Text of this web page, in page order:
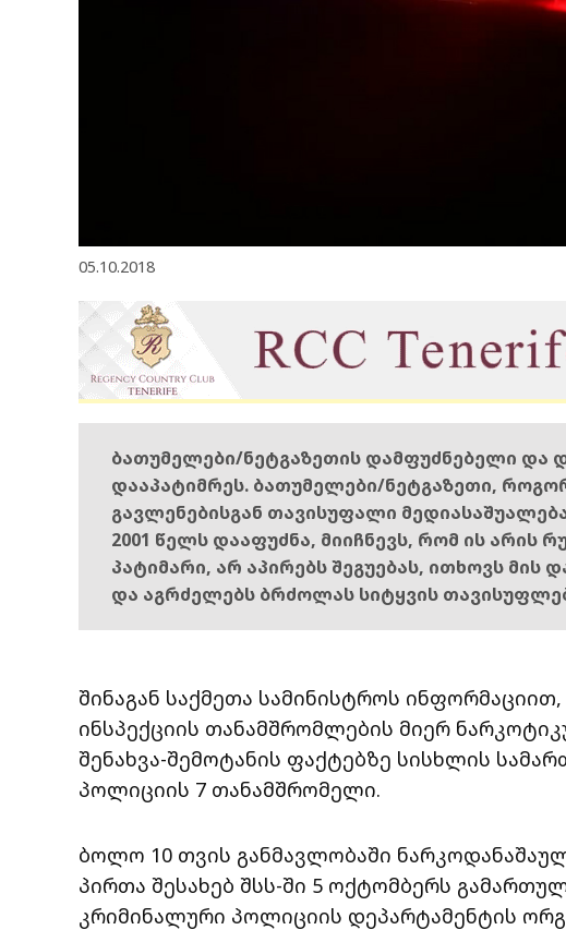
05.10.2018
ბათუმელები/ნეტგაზეთის დამფუძნებელი
დააპატიმრეს. ბათუმელები/ნეტგაზეთი,
გავლენებისგან თავისუფალი
2001 წელს დააფუძნა, მიიჩნევს, რომ ის არის
პატიმარი, არ აპირებს შეგუებას, ითხოვს
და აგრძელებს ბრძოლას სიტყვის
შინაგან საქმეთა სამინისტროს
ინსპექციის თანამშრომლების მიერ
შენახვა-შემოტანის ფაქტებზე სისხლის
პოლიციის 7 თანამშრომელი.
ბოლო 10 თვის განმავლობაში
პირთა შესახებ შსს-ში 5 ოქტომბერს
კრიმინალური პოლიციის დეპარტამენტის